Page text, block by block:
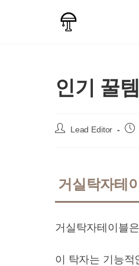
인기 꿀
Post Lead Editor
Post
거실탁자테
거실탁자테이블
이 탁자는 기능적